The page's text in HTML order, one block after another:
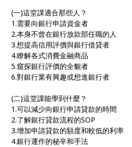
(一)這堂課適合那些人？
1.需要向銀行申請資金者
2.本身不曾在銀行放款部任職的人
3.想提高信用評價與銀行借貸者
4.瞭解各式消費金融商品
5.窺探銀行評價的全貌者
6.對銀行業有興趣或想進銀行者
(二)這堂課能學到什麼？
1.可以減少向銀行申請貸款的時間
2.了解銀行貸款流程的SOP
3.增加申請貸款的額度和較低的利率
4.銀行運作的秘辛和手法